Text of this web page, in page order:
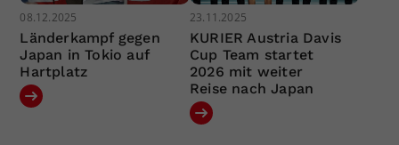
08.12.2025
Länderkampf gegen
Japan in Tokio auf
Hartplatz
23.11.2025
KURIER Austria Davis
Cup Team startet
2026 mit weiter
Reise nach Japan